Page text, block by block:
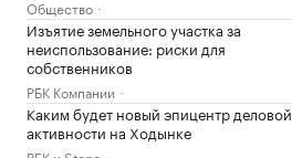
Общество
Изъятие земельного участка за
неиспользование: риски для
собственников
РБК Компании
Каким будет новый эпицентр деловой
активности на Ходынке